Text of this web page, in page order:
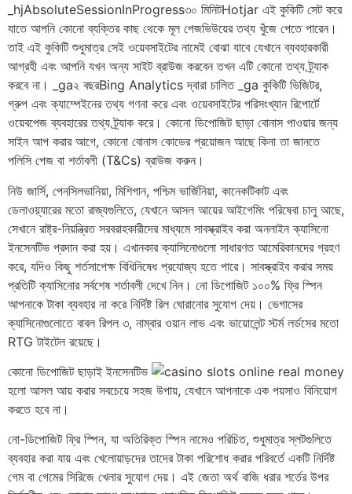
_hjAbsoluteSessionInProgress৩০ মিনিটHotjar এই কুকিটি সেট করে
যাতে আপনি কোনো ব্যক্তির কাছ থেকে মূল পেজভিউয়ের তথ্য খুঁজে পেতে পারেন।
তাই এই কুকিটি শুধুমাত্র সেই ওয়েবসাইটের নামেই বোঝা যাবে যেখানে ব্যবহারকারী
আগ্রহী এবং আপনি যখন অন্য সাইট ব্রাউজ করবেন তখন এটি কোনো তথ্য ট্র্যাক
করবে না। _ga২ বছরBing Analytics দ্বারা চালিত _ga কুকিটি ভিজিটর,
গ্রুপ এবং ক্যাম্পেইনের তথ্য গণনা করে এবং ওয়েবসাইটের পরিসংখ্যান রিপোর্টে
ওয়েবপেজ ব্যবহারের তথ্য ট্র্যাক করে। কোনো ডিপোজিট ছাড়া বোনাস পাওয়ার জন্য
সাইন আপ করার আগে, কোনো বোনাস কোডের প্রয়োজন আছে কিনা তা জানতে
পলিসি পেজ বা শর্তাবলী (T&Cs) ব্রাউজ করুন।
নিউ জার্সি, পেনসিলভানিয়া, মিশিগান, পশ্চিম ভার্জিনিয়া, কানেকটিকাট এবং
ডেলাওয়্যারের মতো রাজ্যগুলিতে, যেখানে আসল আয়ের আইগেমিং পরিষেবা চালু আছে,
সেখানে রাষ্ট্র-নিয়ন্ত্রিত সরবরাহকারীদের মাধ্যমে সাবস্ক্রাইব করা অনলাইন ক্যাসিনো
ইনসেনটিভ প্রদান করা হয়। এখানকার ক্যাসিনোগুলো সাধারণত আমেরিকানদের গ্রহণ
করে, যদিও কিছু শর্তসাপেক্ষ বিধিনিষেধ প্রযোজ্য হতে পারে। সাবস্ক্রাইব করার সময়
প্রতিটি ক্যাসিনোর সর্বশেষ শর্তাবলী দেখে নিন। নো ডিপোজিট ১০০% ফ্রি স্পিন
আপনাকে টাকা ব্যবহার না করে নির্দিষ্ট রিল ঘোরানোর সুযোগ দেয়। ভেগাসের
ক্যাসিনোগুলোতে বাবল রিপল ৩, নাম্বার ওয়ান লাভ এবং ভায়োলেন্ট স্টর্ম লর্ডসের মতো
RTG টাইটেল রয়েছে।
কোনো ডিপোজিট ছাড়াই ইনসেনটিভ
হলো আসল আয় করার সবচেয়ে সহজ উপায়, যেখানে আপনাকে এক পয়সাও বিনিয়োগ
করতে হবে না।
নো-ডিপোজিট ফ্রি স্পিন, যা অতিরিক্ত স্পিন নামেও পরিচিত, শুধুমাত্র স্লটগুলিতে
ব্যবহার করা যায় এবং খেলোয়াড়দের তাদের টাকা পরিশোধ করার পরিবর্তে একটি নির্দিষ্ট
গেম বা গেমের সিরিজে খেলার সুযোগ দেয়। এই জেতা অর্থ বাজি ধরার শর্তের উপর